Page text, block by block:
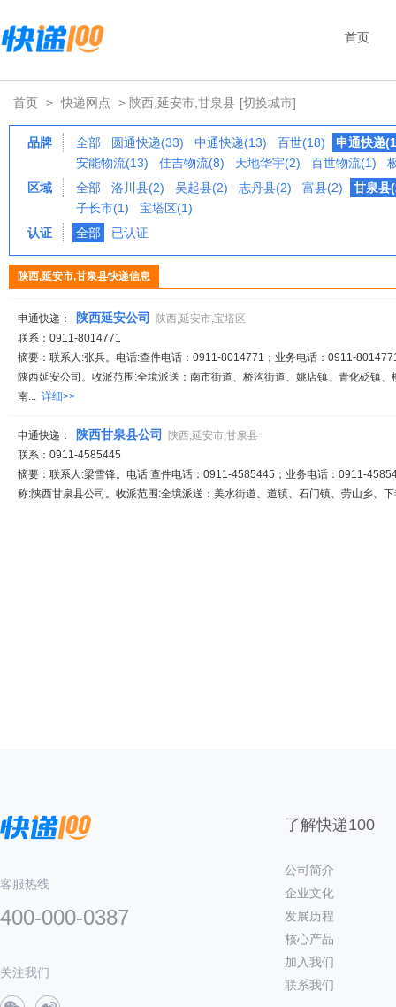
首页
首页 > 快递网点 > 陕西,延安市,甘泉县 [切换城市]
品牌 全部 圆通快递(33) 中通快递(13) 百世(18)
申通快递
安能物流(13)
佳吉物流(8) 天地华宇(2) 百世物流(1)
区域
全部 洛川县(2) 吴起县(2) 志丹县(2) 富县(2)
甘泉县
子长市(1)
宝塔区(1)
认证
全部 已认证
陕西,延安市,甘泉县快递信息
申通快递： 陕西延安公司
陕西,延安市,宝塔区
联系：0911-8014771
摘要：联系人:张兵。电话:查件电话：0911-8014771；业务电话：0911-
陕西延安公司。收派范围:全境派送：南市街道、桥沟街道、姚店镇、青化砭镇
南... 详细>>
申通快递： 陕西甘泉县公司
陕西,延安市,甘泉县
联系：0911-4585445
摘要：联系人:梁雪锋。电话:查件电话：0911-4585445；业务电话：0911-
称:陕西甘泉县公司。收派范围:全境派送：美水街道、道镇、石门镇、劳山乡、
客服热线
400-000-0387
关注我们
了解快递100
公司简介
企业文化
发展历程
核心产品
加入我们
联系我们